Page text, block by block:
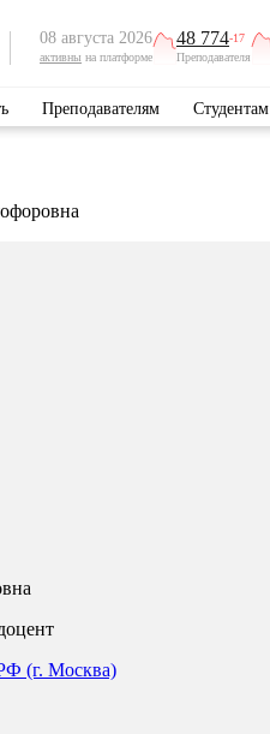
08 августа 2026
активны на платформе
48 774-17
Преподавателя
Преподавателям Студентам
(г. Москва)